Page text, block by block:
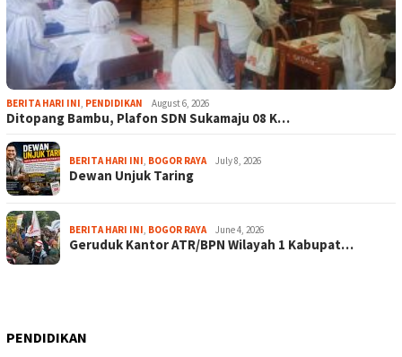
BERITA HARI INI, PENDIDIKAN August 6, 2026
Ditopang Bambu, Plafon SDN Sukamaju 08 K…
BERITA HARI INI, BOGOR RAYA July 8, 2026
Dewan Unjuk Taring
BERITA HARI INI, BOGOR RAYA June 4, 2026
Geruduk Kantor ATR/BPN Wilayah 1 Kabupat…
PENDIDIKAN